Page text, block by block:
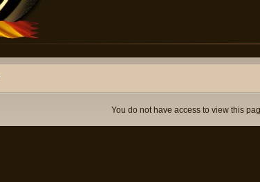
You do not have access to view this